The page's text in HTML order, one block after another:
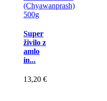
Super
živilo z
amlo
in...
13,20 €